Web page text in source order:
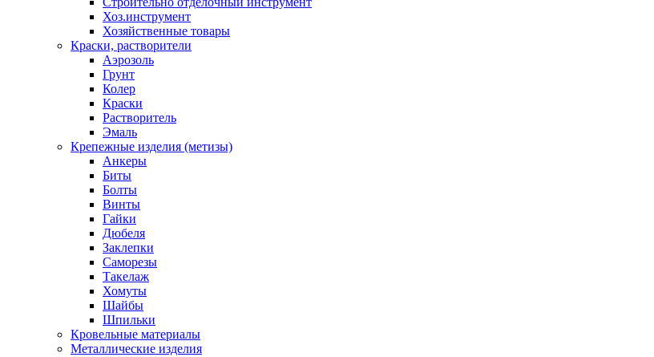
Хоз.инструмент
Хозяйственные товары
Краски, растворители
Аэрозоль
Грунт
Колер
Краски
Растворитель
Эмаль
Крепежные изделия (метизы)
Анкеры
Биты
Болты
Винты
Гайки
Дюбеля
Заклепки
Саморезы
Такелаж
Хомуты
Шайбы
Шпильки
Кровельные материалы
Металлические изделия